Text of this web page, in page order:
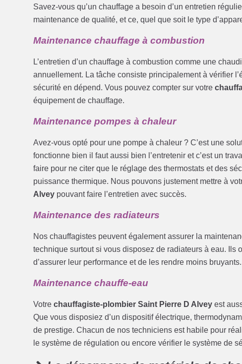
Savez-vous qu’un chauffage a besoin d’un entretien
maintenance de qualité, et ce, quel que soit le type
Maintenance chauffage à combustion
L’entretien d’un chauffage à combustion comme une
annuellement. La tâche consiste principalement à vérifier
sécurité en dépend. Vous pouvez compter sur votre
équipement de chauffage.
Maintenance pompes à chaleur
Avez-vous opté pour une pompe à chaleur ? C’est une
fonctionne bien il faut aussi bien l’entretenir et c’est un
faire pour ne citer que le réglage des thermostats et des
puissance thermique. Nous pouvons justement mettre à
Alvey pouvant faire l’entretien avec succès.
Maintenance des radiateurs
Nos chauffagistes peuvent également assurer la
technique surtout si vous disposez de radiateurs à eau. Ils
d’assurer leur performance et de les rendre moins bruyants.
Maintenance chauffe-eau
Votrechauffagiste-plombier Saint Pierre D Alvey est
Que vous disposiez d’un dispositif électrique,
de prestige. Chacun de nos techniciens est habile pour
le système de régulation ou encore vérifier le système de